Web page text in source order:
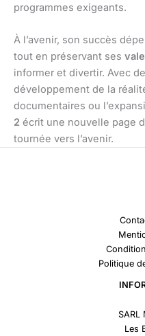
programmes exigeants.
À l’avenir, son succès
tout en préservant ses
informer et divertir. Avec
développement de la
documentaires ou
2 écrit une nouvelle page
tournée vers l’avenir.
Politique
SARL
Les